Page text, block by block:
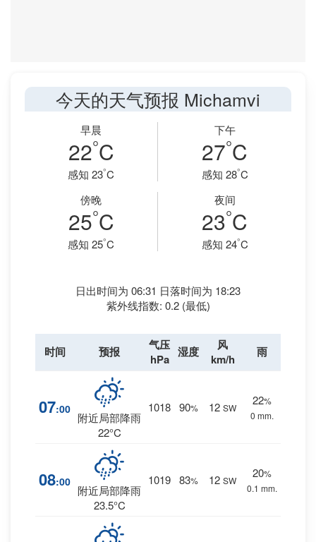
今天的天气预报 Michamvi
早晨
22°C
感知 23°C
下午
27°C
感知 28°C
傍晚
25°C
感知 25°C
夜间
23°C
感知 24°C
日出时间为 06:31 日落时间为 18:23
紫外线指数: 0.2 (最低)
时间 预报
气压
hPa 湿度
风
km/h
雨
07:00
附近局部降雨
22°C
1018 90% 12 SW
22%
0 mm.
08:00
附近局部降雨
23.5°C
1019 83% 12 SW
20%
0.1 mm.